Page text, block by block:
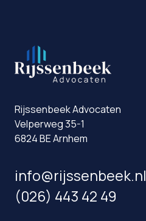
Rijssenbeek Advocaten
Velperweg 35-1
6824 BE Arnhem
info@rijssenbeek.nl
(026) 443 42 49